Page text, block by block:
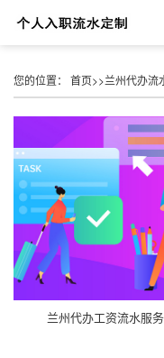
您的位置： 首页>>兰州代办流
兰州代办工资流水服务